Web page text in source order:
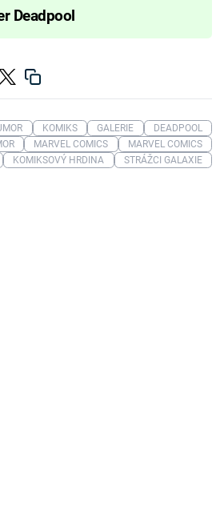
Deadpool
KOMIKS GALERIE
DEADPOOL
MARVEL COMICS
MARVEL COMICS
KOMIKSOVÝ HRDINA STRÁŽCI GALAXIE